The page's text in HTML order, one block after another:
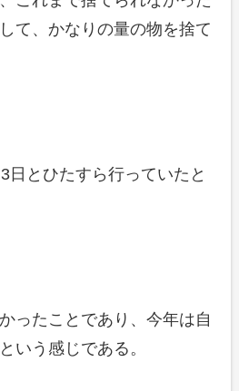
て、かなりの量の物を捨て
日とひたすら行っていたと
ったことであり、今年は自
いう感じである。